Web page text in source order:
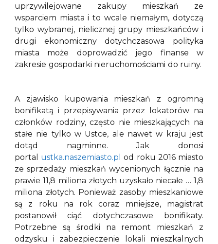
uprzywilejowane zakupy mieszkań ze
wsparciem miasta i to wcale niemałym, dotyczą
tylko wybranej, nielicznej grupy mieszkańców i
drugi ekonomiczny dotychczasowa polityka
miasta może doprowadzić jego finanse w
zakresie gospodarki nieruchomościami do ruiny.
A zjawisko kupowania mieszkań z ogromną
bonifikatą i przepisywania przez lokatorów na
członków rodziny, często nie mieszkających na
stałe nie tylko w Ustce, ale nawet w kraju jest
dotąd nagminne. Jak donosi
portal ustka.naszemiasto.pl od roku 2016 miasto
ze sprzedaży mieszkań wycenionych łącznie na
prawie 11,8 miliona złotych uzyskało niecałe … 1,8
miliona złotych. Ponieważ zasoby mieszkaniowe
są z roku na rok coraz mniejsze, magistrat
postanowił ciąć dotychczasowe bonifikaty.
Potrzebne są środki na remont mieszkań z
odzysku i zabezpieczenie lokali mieszkalnych